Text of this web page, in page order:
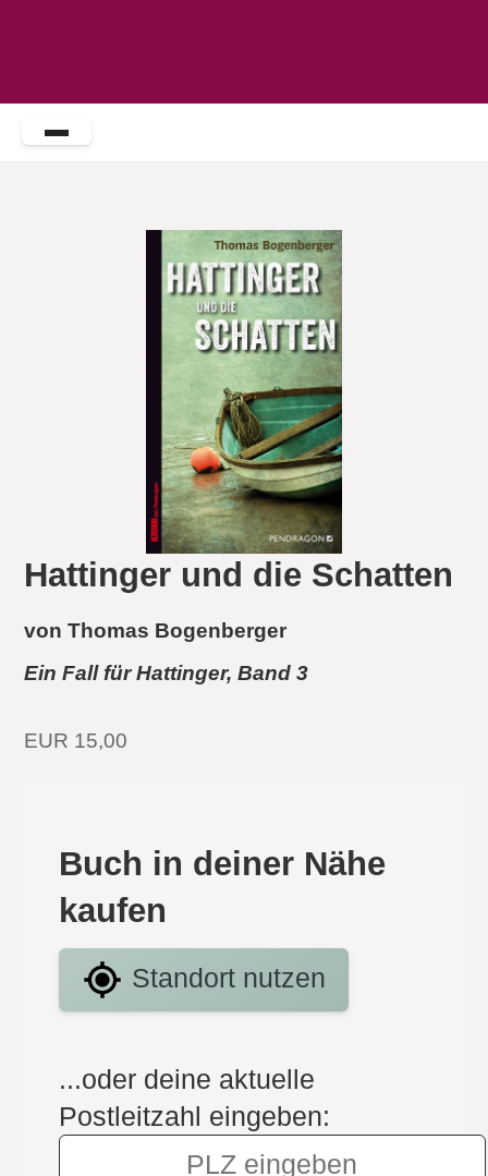
Hattinger und die Schatten
von Thomas Bogenberger
Ein Fall für Hattinger, Band 3
EUR 15,00
Buch in deiner Nähe
kaufen
Standort nutzen
...oder deine aktuelle
Postleitzahl eingeben: